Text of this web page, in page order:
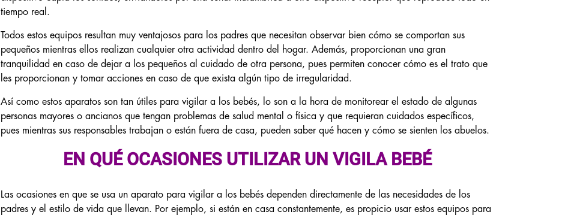
tiempo real.
Todos estos equipos resultan muy ventajosos para los padres que necesitan observar bien cómo se comportan sus
pequeños mientras ellos realizan cualquier otra actividad dentro del hogar. Además, proporcionan una gran
tranquilidad en caso de dejar a los pequeños al cuidado de otra persona, pues permiten conocer cómo es el trato que
les proporcionan y tomar acciones en caso de que exista algún tipo de irregularidad.
Así como estos aparatos son tan útiles para vigilar a los bebés, lo son a la hora de monitorear el estado de algunas
personas mayores o ancianos que tengan problemas de salud mental o física y que requieran cuidados específicos,
pues mientras sus responsables trabajan o están fuera de casa, pueden saber qué hacen y cómo se sienten los abuelos.
EN QUÉ OCASIONES UTILIZAR UN VIGILA BEBÉ
Las ocasiones en que se usa un aparato para vigilar a los bebés dependen directamente de las necesidades de los
padres y el estilo de vida que llevan. Por ejemplo, si están en casa constantemente, es propicio usar estos equipos para
DESCUENTO
Para desbloquearlo, dinos qué te
interesa más:
CÁMARAS DISCRETAS